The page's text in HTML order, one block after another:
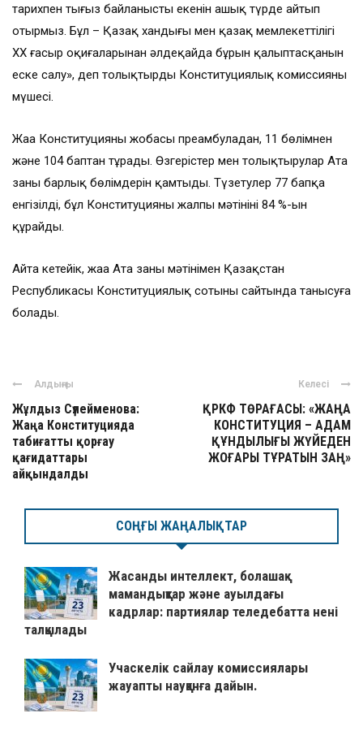
тарихпен тығыз байланысты екенін ашық түрде айтып
отырмыз. Бұл – Қазақ хандығы мен қазақ мемлекеттілігі
ХХ ғасыр оқиғаларынан әлдеқайда бұрын қалыптасқанын
еске салу», деп толықтырды Конституциялық комиссияның
мүшесі.
Жаңа Конституцияның жобасы преамбуладан, 11 бөлімнен
және 104 баптан тұрады. Өзгерістер мен толықтырулар Ата
заңның барлық бөлімдерін қамтыды. Түзетулер 77 бапқа
енгізілді, бұл Конституцияның жалпы мәтінінің 84 %-ын
құрайды.
Айта кетейік, жаңа Ата заңның мәтінімен Қазақстан
Республикасы Конституциялық сотының сайтында танысуға
болады.
Алдыңғы
Жұлдыз Сүлейменова:
Жаңа Конституцияда
табиғатты қорғау
қағидаттары
айқындалды
Келесі
ҚРКФ ТӨРАҒАСЫ: «ЖАҢА
КОНСТИТУЦИЯ – АДАМ
ҚҰНДЫЛЫҒЫ ЖҮЙЕДЕН
ЖОҒАРЫ ТҰРАТЫН ЗАҢ»
СОҢҒЫ ЖАҢАЛЫҚТАР
Жасанды интеллект, болашақ
мамандықтар және ауылдағы
кадрлар: партиялар теледебатта нені
талқылады
Учаскелік сайлау комиссиялары
жауапты науқанға дайын.